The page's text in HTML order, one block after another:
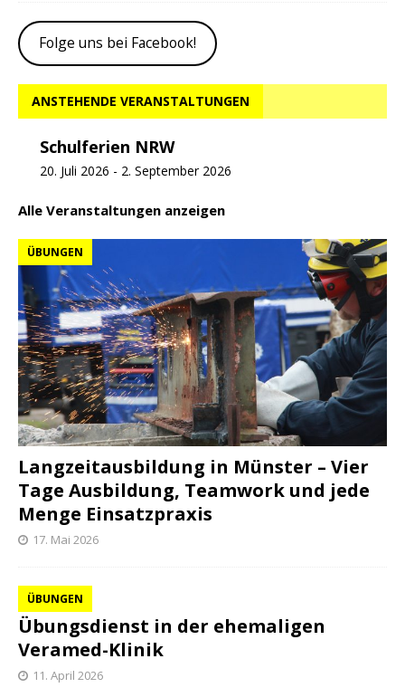
Folge uns bei Facebook!
ANSTEHENDE VERANSTALTUNGEN
Schulferien NRW
20. Juli 2026 - 2. September 2026
Alle Veranstaltungen anzeigen
Langzeitausbildung in Münster – Vier
Tage Ausbildung, Teamwork und jede
Menge Einsatzpraxis
ÜBUNGEN
17. Mai 2026
Übungsdienst in der ehemaligen
Veramed-Klinik
ÜBUNGEN
11. April 2026